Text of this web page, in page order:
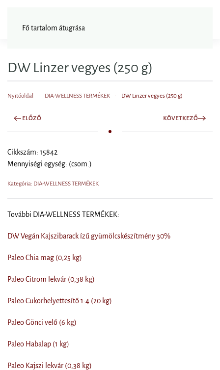
Fő tartalom átugrása
DW Linzer vegyes (250 g)
Nyitóoldal DIA-WELLNESS TERMÉKEK DW Linzer vegyes (250 g)
ELŐZŐ KÖVETKEZŐ
Cikkszám: 15842
Mennyiségi egység: (csom.)
Kategória: DIA-WELLNESS TERMÉKEK
További DIA-WELLNESS TERMÉKEK:
DW Vegán Kajszibarack ízű gyümölcskészítmény 30%
Paleo Chia mag (0,25 kg)
Paleo Citrom lekvár (0,38 kg)
Paleo Cukorhelyettesítő 1:4 (20 kg)
Paleo Gönci velő (6 kg)
Paleo Habalap (1 kg)
Paleo Kajszi lekvár (0,38 kg)